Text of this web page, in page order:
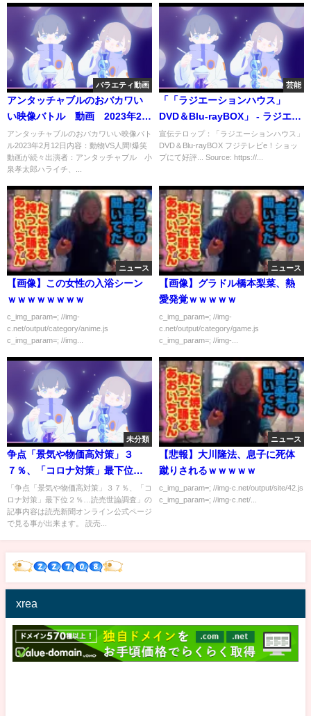
バラエティ動画
アンタッチャブルのおバカワい
い映像バトル 動画 2023年2月
12日
アンタッチャブルのおバカワいい映像バト
ル2023年2月12日内容：動物VS人間!爆笑
動画が続々出演者：アンタッチャブル 小
泉孝太郎ハライチ、...
芸能
「「ラジエーションハウス」
DVD＆Blu-rayBOX」 - ラジエー
ションハウス～放射線科の診断
レポート～（フジテレビ）
宣伝テロップ：「ラジエーションハウス」
DVD＆Blu-rayBOX フジテレビe！ショッ
プにて好評... Source: https://...
ニュース
【画像】この女性の入浴シーン
ｗｗｗｗｗｗｗｗ
c_img_param=; //img-
c.net/output/category/anime.js
c_img_param=; //img...
ニュース
【画像】グラドル橋本梨菜、熱
愛発覚ｗｗｗｗｗ
c_img_param=; //img-
c.net/output/category/game.js
c_img_param=; //img-...
未分類
争点「景気や物価高対策」３
７％、「コロナ対策」最下位
２％…読売世論調査
「争点「景気や物価高対策」３７％、「コ
ロナ対策」最下位２％…読売世論調査」の
記事内容は読売新聞オンライン公式ページ
で見る事が出来ます。 読売...
ニュース
【悲報】大川隆法、息子に死体
蹴りされるｗｗｗｗｗ
c_img_param=; //img-c.net/output/site/42.js
c_img_param=; //img-c.net/...
xrea